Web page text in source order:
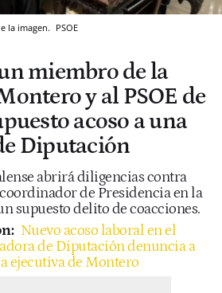
la imagen. PSOE
miembro de la
y al PSOE de
acoso a una
Diputación
abrirá diligencias contra
de Presidencia en la
supuesto delito de coacciones.
Nuevo acoso laboral en el
de Diputación denuncia a
ejecutiva de Montero